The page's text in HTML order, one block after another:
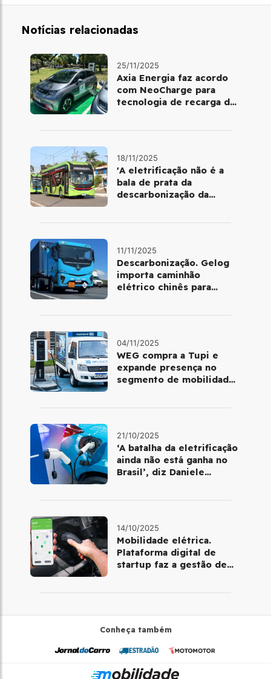
Notícias relacionadas
25/11/2025
Axia Energia faz acordo
com NeoCharge para
tecnologia de recarga de
18/11/2025
'A eletrificação não é a
bala de prata da
descarbonização da
11/11/2025
Descarbonização. Gelog
importa caminhão
elétrico chinês para
04/11/2025
WEG compra a Tupi e
expande presença no
segmento de mobilidade
21/10/2025
‘A batalha da eletrificação
ainda não está ganha no
Brasil’, diz Daniele
14/10/2025
Mobilidade elétrica.
Plataforma digital de
startup faz a gestão de
Conheça também